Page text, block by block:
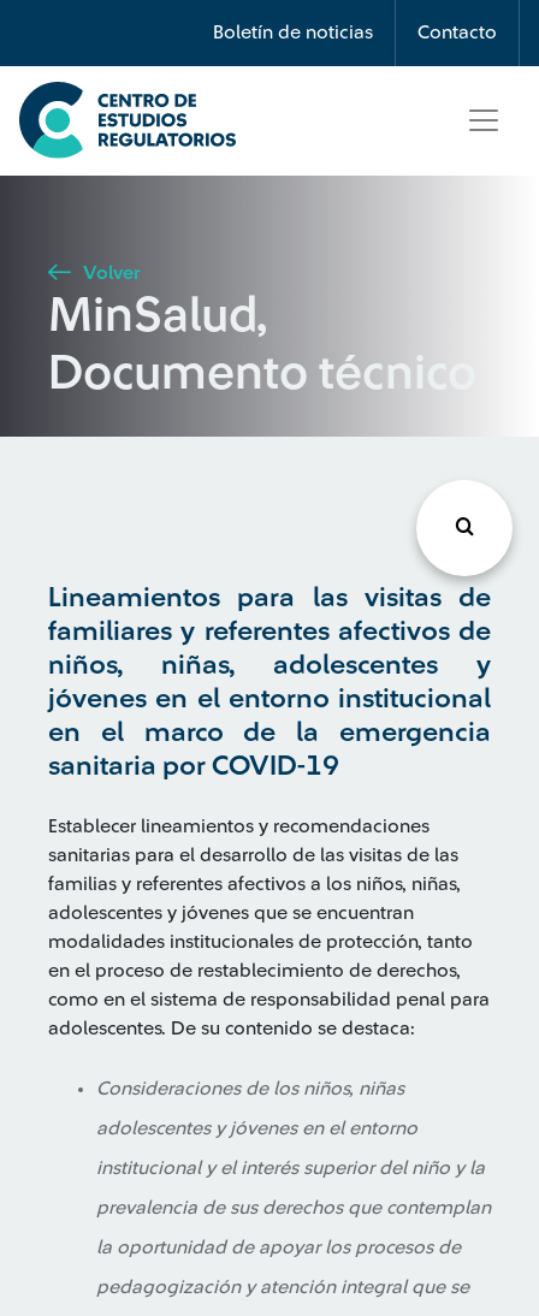
Boletín de noticias Contacto
Búsqueda
Seleccione país
Buscar
Volver
MinSalud,
Documento técnico
Lineamientos para las visitas de
familiares y referentes afectivos de
niños, niñas, adolescentes y
jóvenes en el entorno institucional
en el marco de la emergencia
sanitaria por COVID-19
Establecer lineamientos y recomendaciones
sanitarias para el desarrollo de las visitas de las
familias y referentes afectivos a los niños, niñas,
adolescentes y jóvenes que se encuentran
modalidades institucionales de protección, tanto
en el proceso de restablecimiento de derechos,
como en el sistema de responsabilidad penal para
adolescentes. De su contenido se destaca:
Consideraciones de los niños, niñas
adolescentes y jóvenes en el entorno
institucional y el interés superior del niño y la
prevalencia de sus derechos que contemplan
la oportunidad de apoyar los procesos de
pedagogización y atención integral que se